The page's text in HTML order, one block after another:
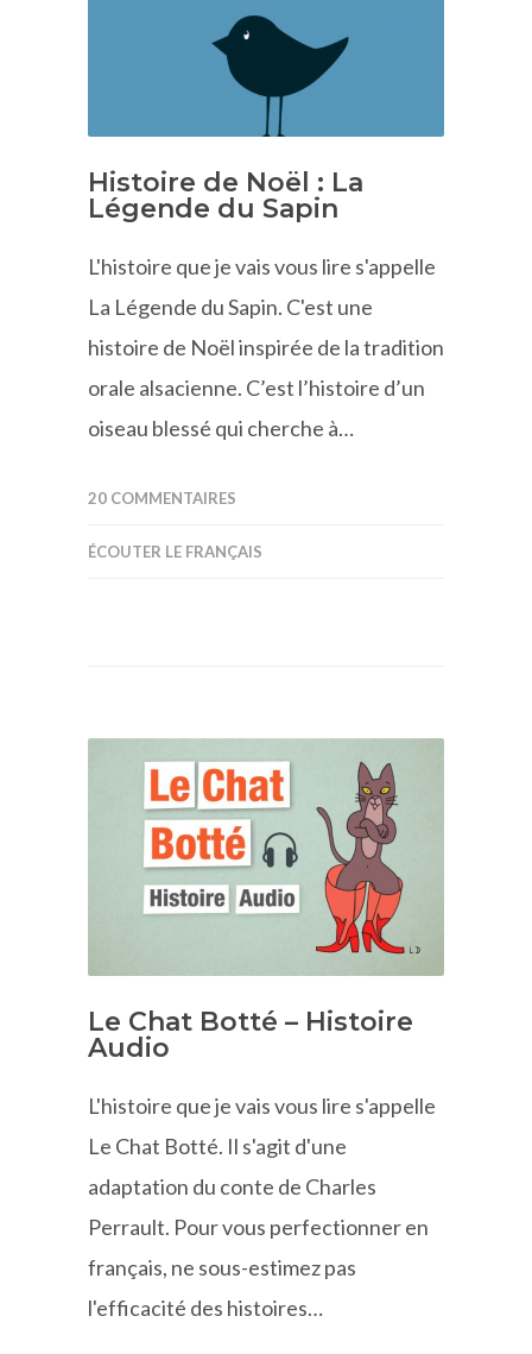
Histoire de Noël : La
Légende du Sapin
L'histoire que je vais vous lire s'appelle
La Légende du Sapin. C'est une
histoire de Noël inspirée de la tradition
orale alsacienne. C’est l’histoire d’un
oiseau blessé qui cherche à…
20 COMMENTAIRES
ÉCOUTER LE FRANÇAIS
Le Chat Botté – Histoire
Audio
L'histoire que je vais vous lire s'appelle
Le Chat Botté. Il s'agit d'une
adaptation du conte de Charles
Perrault. Pour vous perfectionner en
français, ne sous-estimez pas
l'efficacité des histoires…